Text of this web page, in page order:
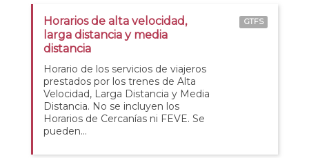
Horarios de alta velocidad,
larga distancia y media
distancia
Horario de los servicios de viajeros
prestados por los trenes de Alta
Velocidad, Larga Distancia y Media
Distancia. No se incluyen los
Horarios de Cercanías ni FEVE. Se
pueden...
GTFS